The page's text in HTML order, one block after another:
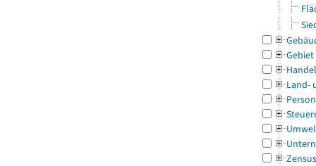
Gebiet
Land-
Zensus